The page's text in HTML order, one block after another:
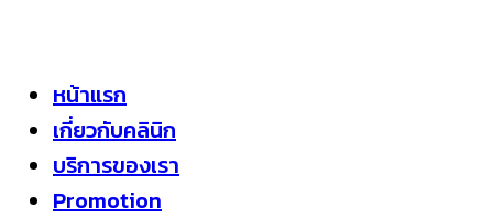
หน้าแรก
เกี่ยวกับคลินิก
บริการของเรา
Promotion